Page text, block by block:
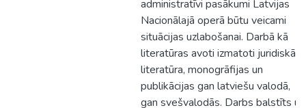
administratīvi pasākumi Latvijas
Nacionālajā operā būtu veicami
situācijas uzlabošanai. Darbā kā
literatūras avoti izmatoti juridiskā
literatūra, monogrāfijas un
publikācijas gan latviešu valodā,
gan svešvalodās. Darbs balstīts uz